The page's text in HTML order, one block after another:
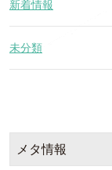
新着情報
未分類
メタ情報